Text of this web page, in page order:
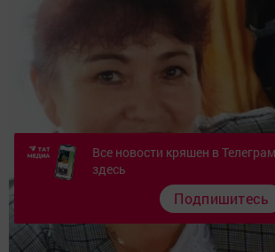
Все новости кряшен в
здесь
Подпишитесь